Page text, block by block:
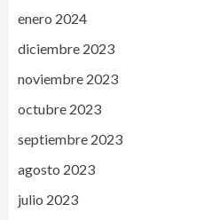
enero 2024
diciembre 2023
noviembre 2023
octubre 2023
septiembre 2023
agosto 2023
julio 2023